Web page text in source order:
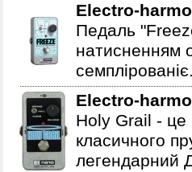
Electro-
Педаль
натисненням
Electro-
Holy Grail - це
класичного
легендарний